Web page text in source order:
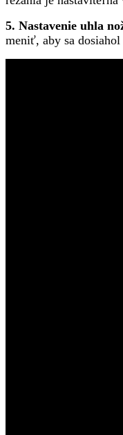
5. Nastavenie uhla
meniť, aby sa